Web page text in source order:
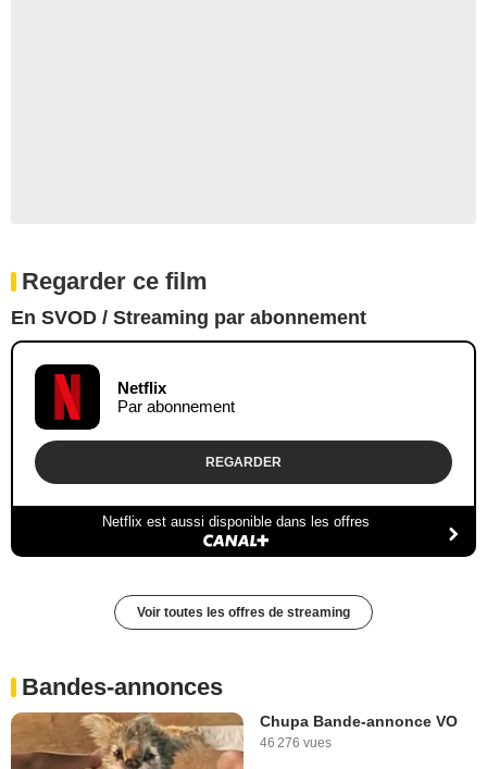
Regarder ce film
En SVOD / Streaming par abonnement
Netflix
Par abonnement
REGARDER
Netflix est aussi disponible dans les offres
Voir toutes les offres de streaming
Bandes-annonces
Chupa Bande-annonce VO
46 276 vues